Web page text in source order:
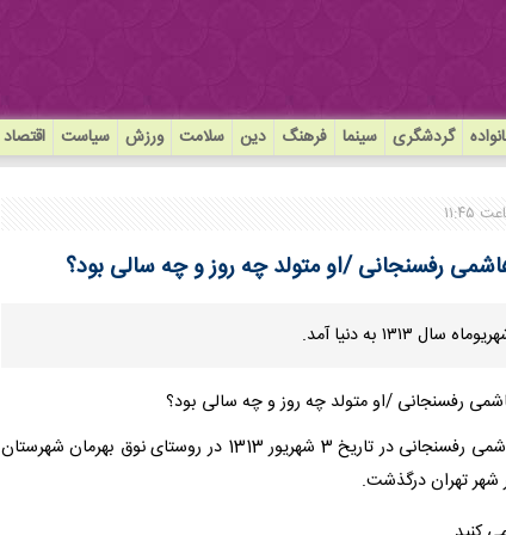
گردشگری سینما فرهنگ دین سلامت ورزش سیاست اقتصاد
رفسنجانی /او متولد چه روز و چه سالی بود؟
به دنیا آمد.
به گزارش خبرگزاری خبرآنلاین، آیت الله اکبر هاشمی رفسنجانی در تاریخ 3 شهریور 1313 در روستای نوق بهرمان شهرستان